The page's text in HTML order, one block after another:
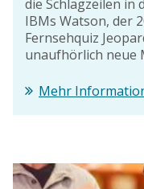
die Schlagzeilen in
IBMs Watson, der
Fernsehquiz
unaufhörlich neue
Mehr